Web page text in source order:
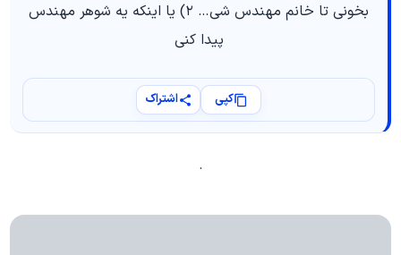
بخونی تا خانم مهندس شی… ۲) یا اینکه یه شوهر مهندس
پیدا کنی
کپی اشتراک
.